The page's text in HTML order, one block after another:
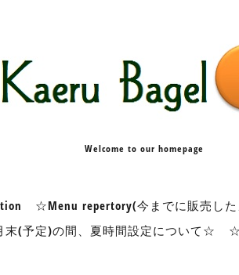
Welcome to our homepage
☆Menu repertory(今までに販売し
末(予定)の間、夏時間設定について☆